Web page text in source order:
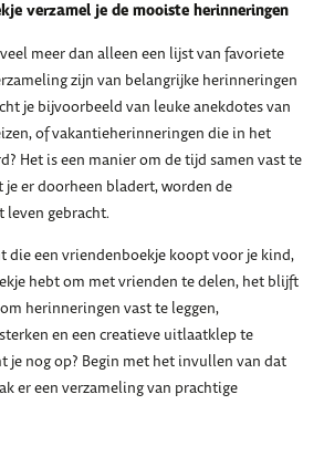
verzamel je de mooiste herinneringen
meer dan alleen een lijst van favoriete
zijn van belangrijke herinneringen
je bijvoorbeeld van leuke anekdotes van
of vakantieherinneringen die in het
Het is een manier om de tijd samen vast te
je er doorheen bladert, worden de
leven gebracht.
die een vriendenboekje koopt voor je kind,
hebt om met vrienden te delen, het blijft
herinneringen vast te leggen,
en een creatieve uitlaatklep te
je nog op? Begin met het invullen van dat
er een verzameling van prachtige